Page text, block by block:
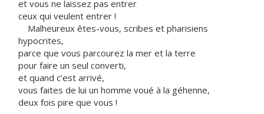
et vous ne laissez pas entrer
ceux qui veulent entrer !
Malheureux êtes-vous, scribes et pharisiens
hypocrites,
parce que vous parcourez la mer et la terre
pour faire un seul converti,
et quand c’est arrivé,
vous faites de lui un homme voué à la géhenne,
deux fois pire que vous !